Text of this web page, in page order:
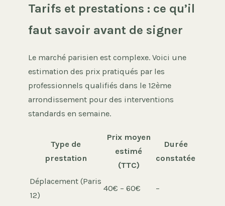
Tarifs et prestations : ce qu’il
faut savoir avant de signer
Le marché parisien est complexe. Voici une
estimation des prix pratiqués par les
professionnels qualifiés dans le 12ème
arrondissement pour des interventions
standards en semaine.
Type de
prestation
Prix moyen
estimé
(TTC)
Durée
constatée
Déplacement (Paris
12)
40€ – 60€ –